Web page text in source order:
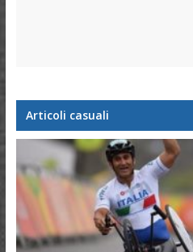
Articoli casuali